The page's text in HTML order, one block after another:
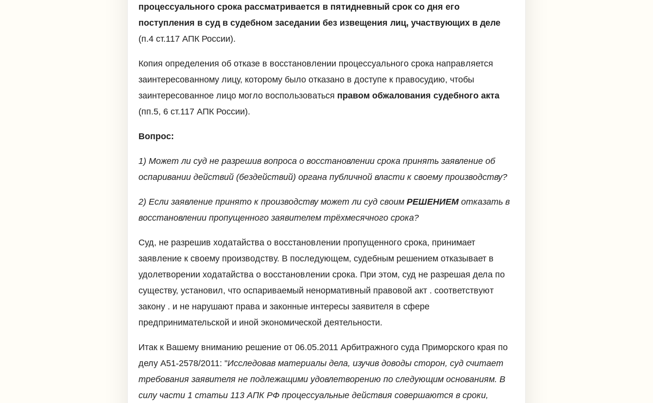
процессуального срока рассматривается в пятидневный срок со дня его
поступления в суд в судебном заседании без извещения лиц, участвующих в деле
(п.4 ст.117 АПК России).
Копия определения об отказе в восстановлении процессуального срока направляется
заинтересованному лицу, которому было отказано в доступе к правосудию, чтобы
заинтересованное лицо могло воспользоваться правом обжалования судебного акта
(пп.5, 6 ст.117 АПК России).
Вопрос:
1) Может ли суд не разрешив вопроса о восстановлении срока принять заявление об
оспаривании действий (бездействий) органа публичной власти к своему производству?
2) Если заявление принято к производству может ли суд своим РЕШЕНИЕМотказать в
восстановлении пропущенного заявителем трёхмесячного срока?
Суд, не разрешив ходатайства о восстановлении пропущенного срока, принимает
заявление к своему производству. В последующем, судебным решением отказывает в
удолетворении ходатайства о восстановлении срока. При этом, суд не разрешая дела по
существу, установил, что оспариваемый ненормативный правовой акт . соответствуют
закону . и не нарушают права и законные интересы заявителя в сфере
предпринимательской и иной экономической деятельности.
Итак к Вашему вниманию решение от 06.05.2011 Арбитражного суда Приморского края по
делу А51-2578/2011: "Исследовав материалы дела, изучив доводы сторон, суд считает
требования заявителя не подлежащими удовлетворению по следующим основаниям. В
силу части 1 статьи 113 АПК РФ процессуальные действия совершаются в сроки,